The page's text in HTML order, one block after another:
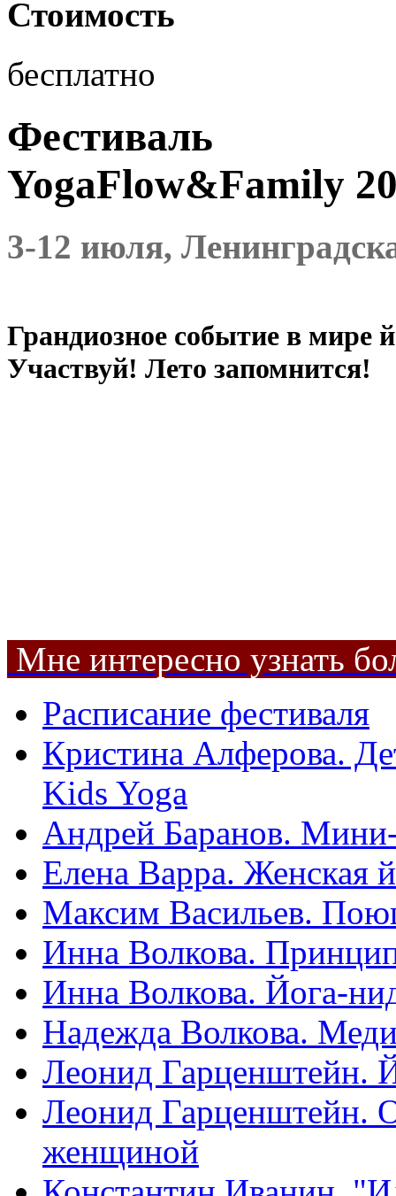
Стоимость
бесплатно
Фестиваль
YogaFlow&Family
3-12 июля,
Грандиозное событие в мире
Участвуй! Лето запомнится!
Мне интересно узнать
Расписание фестиваля
Кристина Алферова.
Kids Yoga
Андрей Баранов. Мини-
Елена Варра. Женская
Максим Васильев.
Инна Волкова.
Инна Волкова. Йога-
Надежда Волкова.
Леонид Гарценштейн.
Леонид Гарценштейн.
женщиной